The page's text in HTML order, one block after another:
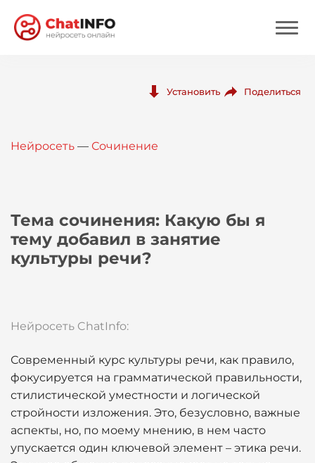
Вход
Установить Поделиться
Нейросеть — Сочинение
Тема сочинения: Какую бы я
тему добавил в занятие
культуры речи?
Нейросеть ChatInfo:
Современный курс культуры речи, как правило,
фокусируется на грамматической правильности,
стилистической уместности и логической
стройности изложения. Это, безусловно, важные
аспекты, но, по моему мнению, в нем часто
упускается один ключевой элемент – этика речи.